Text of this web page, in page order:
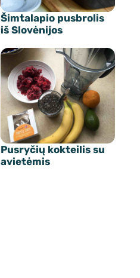
Šimtalapio pusbrolis
iš Slovėnijos
Pusryčių kokteilis su
avietėmis